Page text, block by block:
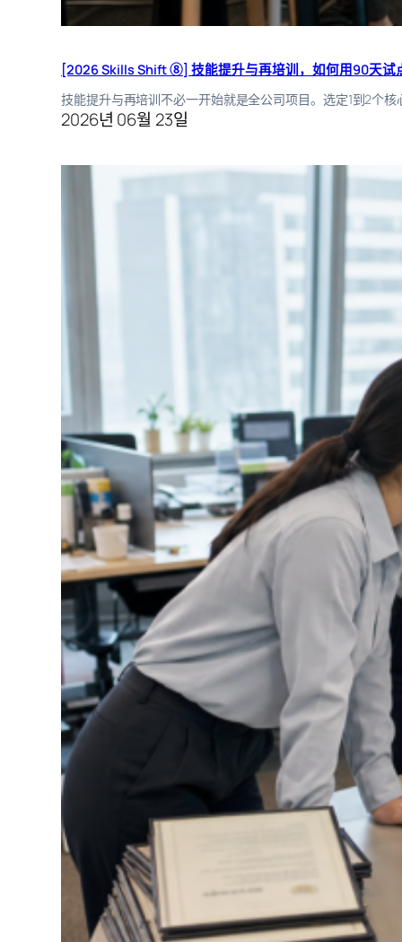
[2026 Skills Shift ⑧] 技能提升与再培训，如何用90天试
技能提升与再培训不必一开始就是全公司项目。选定1到2个
2026년 06월 23일